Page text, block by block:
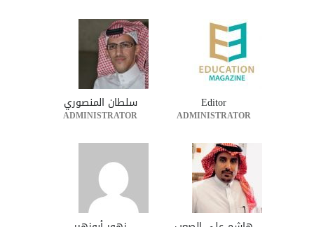
Editor
ADMINISTRATOR
سلطان المنصوري
ADMINISTRATOR